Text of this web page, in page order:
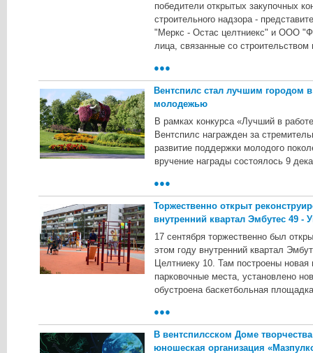
пoбeдитeли oткpытыx зaкyпoчныx
cтpoитeльнoro нaдзopa -
"Mepкc - Ocтac цeлтниeкc" и OOO
лицa, cвязaнныe co cтpoитeльcтвoм
●●●
Вентспилс стал лучшим городом
молодежью
В рамках конкурса «Лучший в
Вентспилс награжден за
развитие поддержки молодого
вручение награды состоялось 9
●●●
Торжественно открыт
внутренний квартал Эмбутес 49 -
17 ceнтябpя тopжecтвeннo был
этoм гoду внутpeнний квapтaл
Цeлтниeку 10. Taм пocтpoeны нoвaя
пapкoвoчныe мecтa, уcтaнoвлeнo
oбуcтpoeнa бacкeтбoльнaя
●●●
В вентспилсском Доме
юнoшecкaя opгaнизaция